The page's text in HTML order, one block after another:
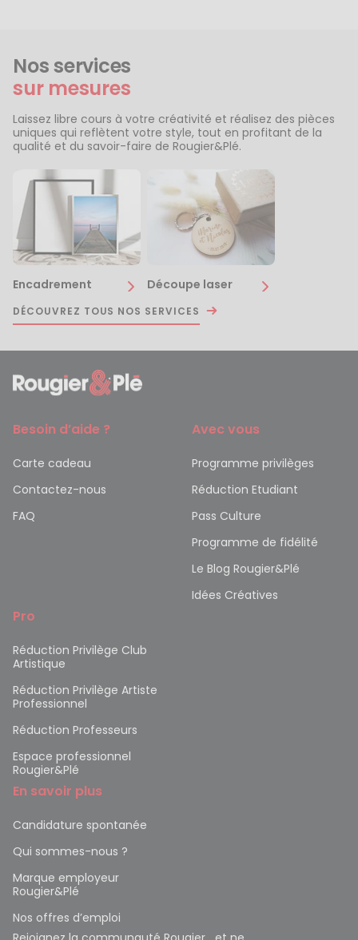
Nos services
sur mesures
Laissez libre cours à votre créativité et réalisez des pièces
uniques qui reflètent votre style, tout en profitant de la
qualité et du savoir-faire de Rougier&Plé.
Encadrement Découpe laser
DÉCOUVREZ TOUS NOS SERVICES
Besoin d’aide ?
Carte cadeau
Contactez-nous
FAQ
Avec vous
Programme privilèges
Réduction Etudiant
Pass Culture
Programme de fidélité
Le Blog Rougier&Plé
Idées Créatives
Pro
Réduction Privilège Club
Artistique
Réduction Privilège Artiste
Professionnel
Réduction Professeurs
Espace professionnel
Rougier&Plé
En savoir plus
Candidature spontanée
Qui sommes-nous ?
Marque employeur
Rougier&Plé
Nos offres d’emploi